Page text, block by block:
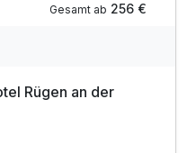
Gesamt ab 256 €
Rügen an der